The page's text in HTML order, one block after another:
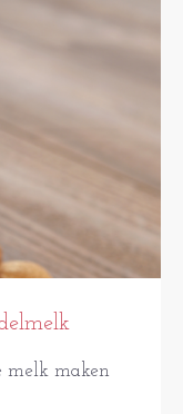
melk maken